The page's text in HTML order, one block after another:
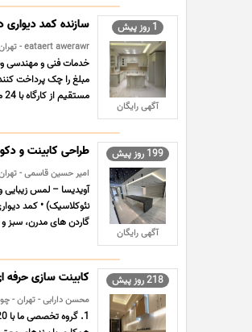
1 روز پیش
آگهی رایگان
سازنده کمد دیواری
eataert awerawr - تهران - چوبی و فلزی
مبلغ را چک پرداخت
مستقیم از کارگاه با 24 ماه ضمانت بی قید و شرط طراحی و ا ... ...
199 روز پیش
آگهی رایگان
طراحی کابینت و
امیر حسین قاسمی -
آویدیسا – لمس
نئوکلاسیک) • کمد
گاردن های مدرن، سبز
218 روز پیش کابینت سازی حرفه ای 20 سال تجربه اجرای
محسن دارابی - تهران -